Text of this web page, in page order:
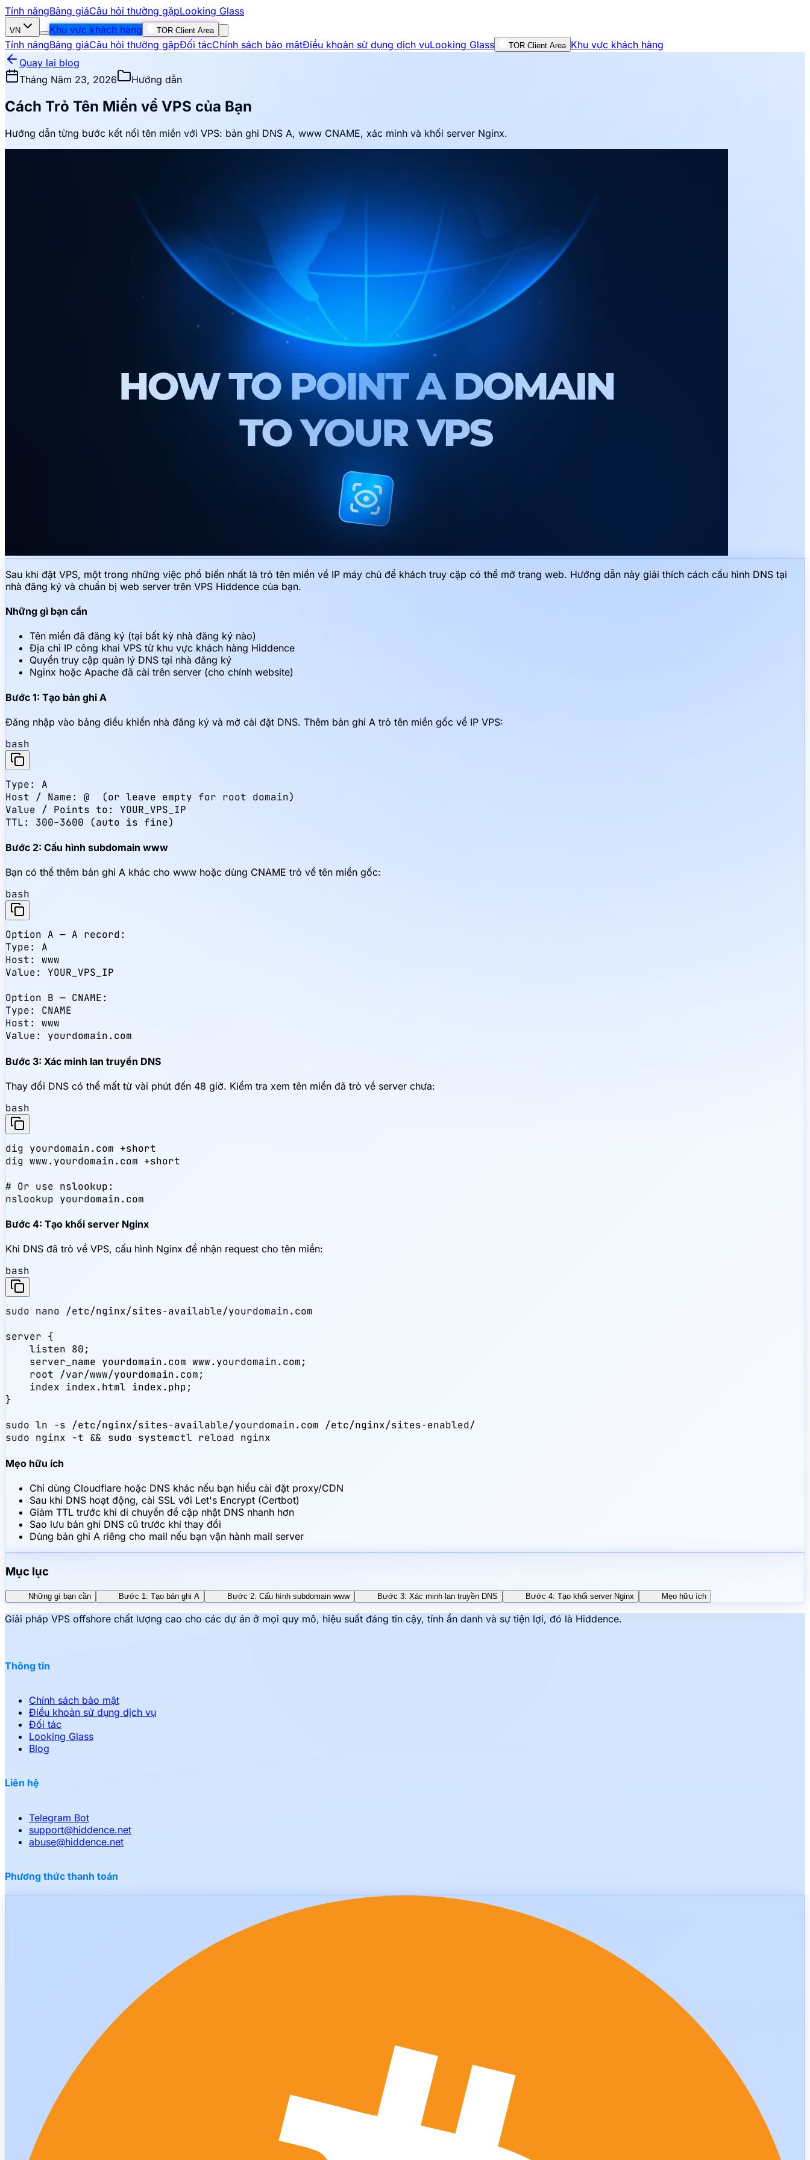
Tính năngBảng giáCâu hỏi thường gặpLooking Glass
VN Khu vực khách hàng TOR Client Area
Tính năngBảng giáCâu hỏi thường gặpĐối tácChính sách bảo mậtĐiều khoản sử dụng dịch vụLooking Glass TOR Client Area Khu vực khách hàng
Quay lại blog
Tháng Năm 23, 2026
Hướng dẫn
Cách Trỏ Tên Miền về VPS của Bạn
Hướng dẫn từng bước kết nối tên miền với VPS: bản ghi DNS A, www CNAME, xác minh và khối server Nginx.
Sau khi đặt VPS, một trong những việc phổ biến nhất là trỏ tên miền về IP máy chủ để khách truy cập có thể mở trang web. Hướng dẫn này giải thích cách cấu hình DNS tại
nhà đăng ký và chuẩn bị web server trên VPS Hiddence của bạn.
Những gì bạn cần
Tên miền đã đăng ký (tại bất kỳ nhà đăng ký nào)
Địa chỉ IP công khai VPS từ khu vực khách hàng Hiddence
Quyền truy cập quản lý DNS tại nhà đăng ký
Nginx hoặc Apache đã cài trên server (cho chính website)
Bước 1: Tạo bản ghi A
Đăng nhập vào bảng điều khiển nhà đăng ký và mở cài đặt DNS. Thêm bản ghi A trỏ tên miền gốc về IP VPS:
bash
Type: A
Host / Name: @  (or leave empty for root domain)
Value / Points to: YOUR_VPS_IP
TTL: 300–3600 (auto is fine)
Bước 2: Cấu hình subdomain www
Bạn có thể thêm bản ghi A khác cho www hoặc dùng CNAME trỏ về tên miền gốc:
bash
Option A — A record:
Type: A
Host: www
Value: YOUR_VPS_IP
Option B — CNAME:
Type: CNAME
Host: www
Value: yourdomain.com
Bước 3: Xác minh lan truyền DNS
Thay đổi DNS có thể mất từ vài phút đến 48 giờ. Kiểm tra xem tên miền đã trỏ về server chưa:
bash
dig yourdomain.com +short
dig www.yourdomain.com +short
# Or use nslookup:
nslookup yourdomain.com
Bước 4: Tạo khối server Nginx
Khi DNS đã trỏ về VPS, cấu hình Nginx để nhận request cho tên miền:
bash
sudo nano /etc/nginx/sites-available/yourdomain.com
server {
    listen 80;
    server_name yourdomain.com www.yourdomain.com;
    root /var/www/yourdomain.com;
    index index.html index.php;
}
sudo ln -s /etc/nginx/sites-available/yourdomain.com /etc/nginx/sites-enabled/
sudo nginx -t && sudo systemctl reload nginx
Mẹo hữu ích
Chỉ dùng Cloudflare hoặc DNS khác nếu bạn hiểu cài đặt proxy/CDN
Sau khi DNS hoạt động, cài SSL với Let's Encrypt (Certbot)
Giảm TTL trước khi di chuyển để cập nhật DNS nhanh hơn
Sao lưu bản ghi DNS cũ trước khi thay đổi
Dùng bản ghi A riêng cho mail nếu bạn vận hành mail server
Mục lục
Những gì bạn cần Bước 1: Tạo bản ghi A Bước 2: Cấu hình subdomain www Bước 3: Xác minh lan truyền DNS Bước 4: Tạo khối server Nginx Mẹo hữu ích
Giải pháp VPS offshore chất lượng cao cho các dự án ở mọi quy mô, hiệu suất đáng tin cậy, tính ẩn danh và sự tiện lợi, đó là Hiddence.
Thông tin
Chính sách bảo mật
Điều khoản sử dụng dịch vụ
Đối tác
Looking Glass
Blog
Liên hệ
Telegram Bot
support@hiddence.net
abuse@hiddence.net
Phương thức thanh toán